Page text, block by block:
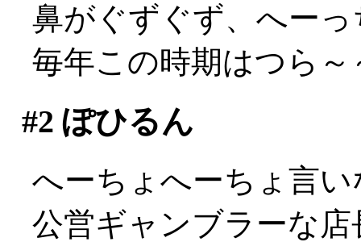
鼻がぐずぐず、へー
毎年この時期はつら～
#2 ぽひるん
へーちょへーちょ言
公営ギャンブラーな